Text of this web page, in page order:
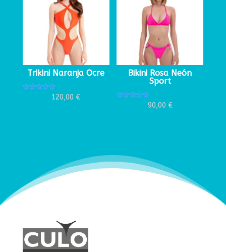
Trikini Naranja Ocre
120,00 €
Bikini Rosa Neón
Sport
90,00 €